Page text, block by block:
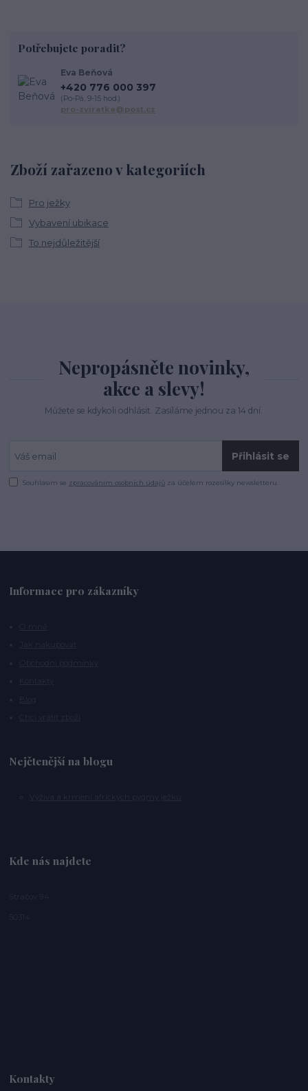
Zboží zařazeno v kategoriích
Pro ježky
Vybavení ubikace
To nejdůležitější
Potřebujete poradit?
Eva Beňová
+420 776 000 397
(Po-Pá, 9-15 hod.)
pro-zviratka@post.cz
Nepropásněte novinky,
akce a slevy!
Můžete se kdykoli odhlásit. Zasíláme jednou za 14 dní.
Přihlásit se
Souhlasím se zpracováním osobních údajů za účelem rozesílky newsletteru.
Informace pro zákazníky
Nejčtenější na blogu
Kde nás najdete
Kontakty